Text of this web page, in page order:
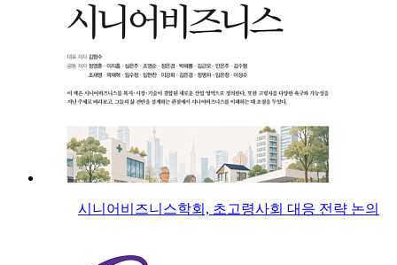
시니어비즈니스학회, 초고령사회 대응 전략 논의